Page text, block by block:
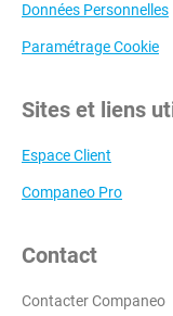
Données Personnelles
Paramétrage Cookie
Sites et liens
Espace Client
Companeo Pro
Contact
Contacter Companeo